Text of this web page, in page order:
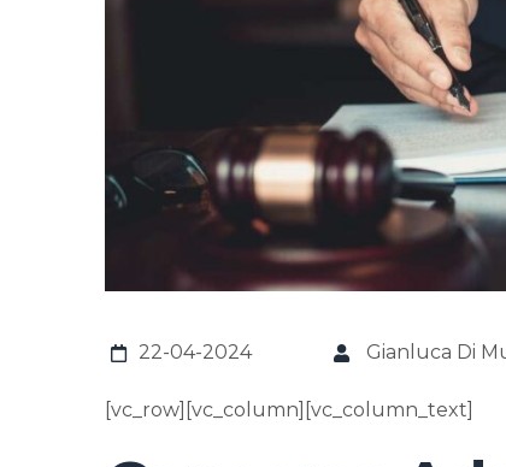
22-04-2024 Gianluca Di
[vc_row][vc_column][vc_column_text]